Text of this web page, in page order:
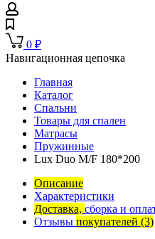
0 ₽
Навигационная цепочка
Главная
Каталог
Спальни
Товары для спален
Матрасы
Пружинные
Lux Duo M/F 180*200
Описание
Характеристики
Доставка, сборка и
Отзывы покупателей (3)